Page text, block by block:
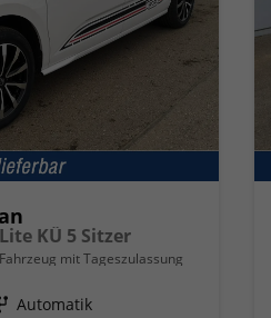
KÜ 5 Sitzer
Fahrzeug mit Tageszulassung
Getriebe Automatik